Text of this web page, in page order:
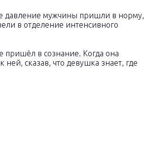
давление мужчины пришли в норму,
в отделение интенсивного
пришёл в сознание. Когда она
сказав, что девушка знает, где